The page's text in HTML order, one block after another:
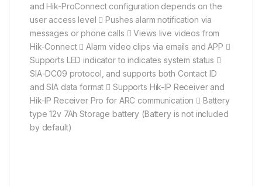
and Hik-ProConnect configuration depends on the
user access level  Pushes alarm notification via
messages or phone calls  Views live videos from
Hik-Connect  Alarm video clips via emails and APP 
Supports LED indicator to indicates system status 
SIA-DC09 protocol, and supports both Contact ID
and SIA data format  Supports Hik-IP Receiver and
Hik-IP Receiver Pro for ARC communication  Battery
type 12v 7Ah Storage battery (Battery is not included
by default)